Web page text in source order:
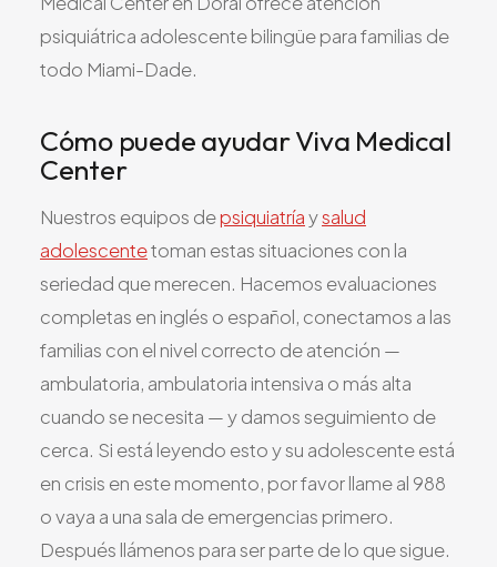
psiquiátrica adolescente bilingüe para familias de
todo Miami-Dade.
Cómo puede ayudar Viva Medical
Center
Nuestros equipos depsiquiatríaysalud
adolescentetoman estas situaciones con la
seriedad que merecen. Hacemos evaluaciones
completas en inglés o español, conectamos a las
familias con el nivel correcto de atención —
ambulatoria, ambulatoria intensiva o más alta
cuando se necesita — y damos seguimiento de
cerca. Si está leyendo esto y su adolescente está
en crisis en este momento, por favor llame al 988
o vaya a una sala de emergencias primero.
Después llámenos para ser parte de lo que sigue.